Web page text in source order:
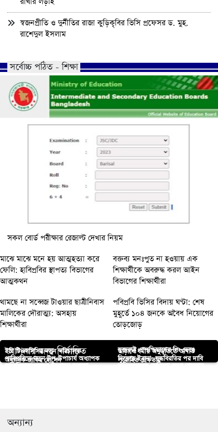
স্বজনপ্রীতি ও দুর্নীতির রাজা কুড়িকৃবির ভিসি প্রফেসর ড. মুহ.
রাশেদুল ইসলাম
সর্বোচ্চ পঠিত - শিক্ষা
সকল বোর্ড পরীক্ষার রেজাল্ট দেখার নিয়ম
মাঝে মাঝে মনে হয় আত্মহত্যা করে
ফেলি: হাবিপ্রবির স্থাপত্য বিভাগের
আত্মকথন
বক্তব্য মনঃপুত না হওয়ায় এক
শিক্ষার্থীকে অবরুদ্ধ করল আইন
বিভাগের শিক্ষার্থীরা
থামছে না সব্বেজ টাওয়ার ছাত্রীনিবাস
মালিকের দৌরাত্ম্য: অসহায়
শিক্ষার্থীরা
পবিপ্রবি ভিসির বিদায় ঘণ্টা: শেষ
মুহূর্তে ১০৪ জনকে অবৈধ নিয়োগের
তোড়জোড়
আপনার জন্য নির্বাচিত
ইবি টিএসসিসির নতুন পরিচালক
অধ্যাপক জাকির হোসেন
তাড়াশে ধর্মীয় অনুভূতিতে আঘাত
পুরোহিত গ্রেফতার
পাবিপ্রবিতে নতুন উপ-উপাচার্য অধ্যাপক
যুক্তরাষ্ট্র ও পশ্চিমাদের শিং ভেঙে
দিয়েছে ইরান’: যুদ্ধবিরতির পর দাবি
অফিশিয়াল লোগো উন্মোচন করলো
নাসিরনগরের রোকিয়া’ হত্যা মামলার
অন্যান্য